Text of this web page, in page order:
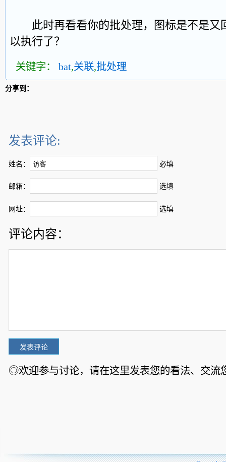
此时再看看你的批处理，图标是不是又
以执行了？
关键字： bat,关联,批处理
分享到：
发表评论:
姓名： 必填
邮箱： 选填
网址： 选填
评论内容：
◎欢迎参与讨论，请在这里发表您的看法、交流